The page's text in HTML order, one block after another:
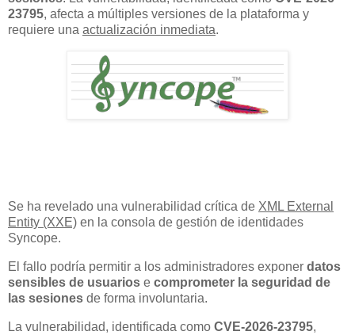
23795, afecta a múltiples versiones de la plataforma y
requiere una actualización inmediata.
Se ha revelado una vulnerabilidad crítica de XML External
Entity (XXE) en la consola de gestión de identidades
Syncope.
El fallo podría permitir a los administradores exponer datos
sensibles de usuarios e comprometer la seguridad de
las sesiones de forma involuntaria.
La vulnerabilidad, identificada como CVE-2026-23795,